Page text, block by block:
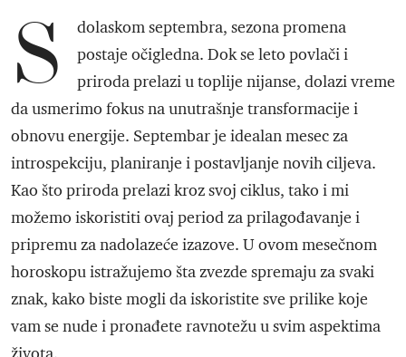
S
dolaskom septembra, sezona promena
postaje očigledna. Dok se leto povlači i
priroda prelazi u toplije nijanse, dolazi vreme
da usmerimo fokus na unutrašnje transformacije i
obnovu energije. Septembar je idealan mesec za
introspekciju, planiranje i postavljanje novih ciljeva.
Kao što priroda prelazi kroz svoj ciklus, tako i mi
možemo iskoristiti ovaj period za prilagođavanje i
pripremu za nadolazeće izazove. U ovom mesečnom
horoskopu istražujemo šta zvezde spremaju za svaki
znak, kako biste mogli da iskoristite sve prilike koje
vam se nude i pronađete ravnotežu u svim aspektima